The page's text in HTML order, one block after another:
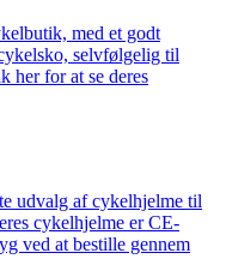
med et godt
selvfølgelig til
her for at se deres
udvalg af cykelhjelme til
cykelhjelme er CE-
ved at bestille gennem